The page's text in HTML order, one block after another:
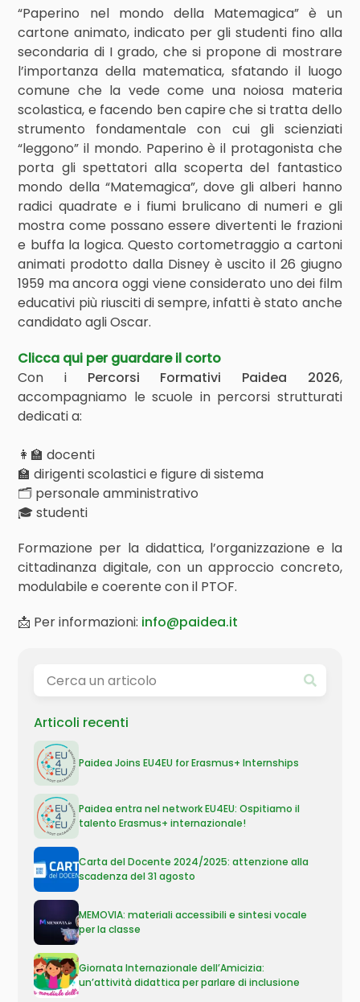
“Paperino nel mondo della Matemagica” è un
cartone animato, indicato per gli studenti fino alla
secondaria di I grado, che si propone di mostrare
l’importanza della matematica, sfatando il luogo
comune che la vede come una noiosa materia
scolastica, e facendo ben capire che si tratta dello
strumento fondamentale con cui gli scienziati
“leggono” il mondo. Paperino è il protagonista che
porta gli spettatori alla scoperta del fantastico
mondo della “Matemagica”, dove gli alberi hanno
radici quadrate e i fiumi brulicano di numeri e gli
mostra come possano essere divertenti le frazioni
e buffa la logica. Questo cortometraggio a cartoni
animati prodotto dalla Disney è uscito il 26 giugno
1959 ma ancora oggi viene considerato uno dei film
educativi più riusciti di sempre, infatti è stato anche
candidato agli Oscar.
Clicca qui per guardare il corto
Con i Percorsi Formativi Paidea 2026,
accompagniamo le scuole in percorsi strutturati
dedicati a:
👩‍🏫 docenti
🏫 dirigenti scolastici e figure di sistema
🗂 personale amministrativo
🎓 studenti
Formazione per la didattica, l’organizzazione e la
cittadinanza digitale, con un approccio concreto,
modulabile e coerente con il PTOF.
📩 Per informazioni: info@paidea.it
Articoli recenti
Paidea Joins EU4EU for Erasmus+ Internships
Paidea entra nel network EU4EU: Ospitiamo il
talento Erasmus+ internazionale!
Carta del Docente 2024/2025: attenzione alla
scadenza del 31 agosto
MEMOVIA: materiali accessibili e sintesi vocale
per la classe
Giornata Internazionale dell’Amicizia:
un’attività didattica per parlare di inclusione